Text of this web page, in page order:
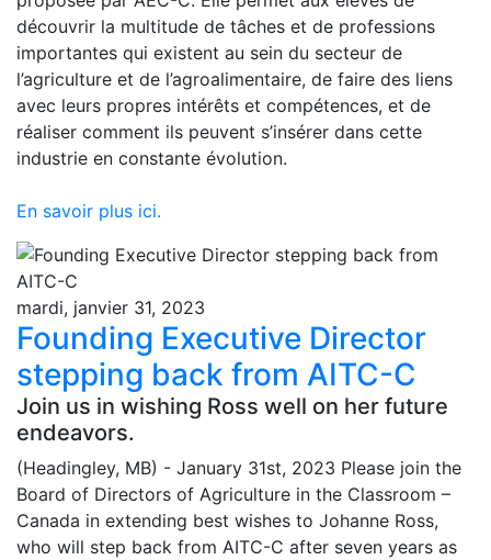
découvrir la multitude de tâches et de professions
importantes qui existent au sein du secteur de
l’agriculture et de l’agroalimentaire, de faire des liens
avec leurs propres intérêts et compétences, et de
réaliser comment ils peuvent s’insérer dans cette
industrie en constante évolution.
En savoir plus ici.
mardi, janvier 31, 2023
Founding Executive Director
stepping back from AITC-C
Join us in wishing Ross well on her future
endeavors.
(Headingley, MB) - January 31st, 2023 Please join the
Board of Directors of Agriculture in the Classroom –
Canada in extending best wishes to Johanne Ross,
who will step back from AITC-C after seven years as